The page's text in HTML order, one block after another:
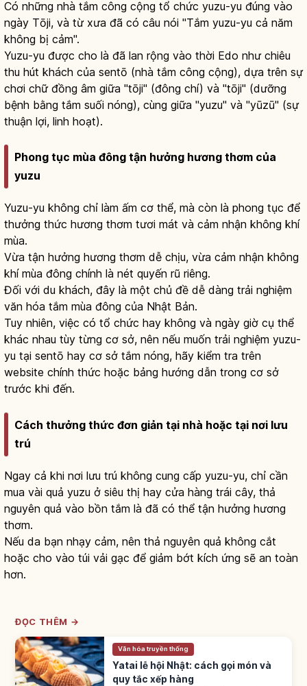
Có những nhà tắm công cộng tổ chức yuzu-yu đúng vào
ngày Tōji, và từ xưa đã có câu nói "Tắm yuzu-yu cả năm
không bị cảm".
Yuzu-yu được cho là đã lan rộng vào thời Edo như chiêu
thu hút khách của sentō (nhà tắm công cộng), dựa trên sự
chơi chữ đồng âm giữa "tōji" (đông chí) và "tōji" (dưỡng
bệnh bằng tắm suối nóng), cùng giữa "yuzu" và "yūzū" (sự
thuận lợi, linh hoạt).
Phong tục mùa đông tận hưởng hương thơm của
yuzu
Yuzu-yu không chỉ làm ấm cơ thể, mà còn là phong tục để
thưởng thức hương thơm tươi mát và cảm nhận không khí
mùa.
Vừa tận hưởng hương thơm dễ chịu, vừa cảm nhận không
khí mùa đông chính là nét quyến rũ riêng.
Đối với du khách, đây là một chủ đề dễ dàng trải nghiệm
văn hóa tắm mùa đông của Nhật Bản.
Tuy nhiên, việc có tổ chức hay không và ngày giờ cụ thể
khác nhau tùy từng cơ sở, nên nếu muốn trải nghiệm yuzu-
yu tại sentō hay cơ sở tắm nóng, hãy kiểm tra trên
website chính thức hoặc bảng hướng dẫn trong cơ sở
trước khi đến.
Cách thưởng thức đơn giản tại nhà hoặc tại nơi lưu
trú
Ngay cả khi nơi lưu trú không cung cấp yuzu-yu, chỉ cần
mua vài quả yuzu ở siêu thị hay cửa hàng trái cây, thả
nguyên quả vào bồn tắm là đã có thể tận hưởng hương
thơm.
Nếu da bạn nhạy cảm, nên thả nguyên quả không cắt
hoặc cho vào túi vải gạc để giảm bớt kích ứng sẽ an toàn
hơn.
ĐỌC THÊM →
Văn hóa truyền thống
Yatai lễ hội Nhật: cách gọi món và
quy tắc xếp hàng